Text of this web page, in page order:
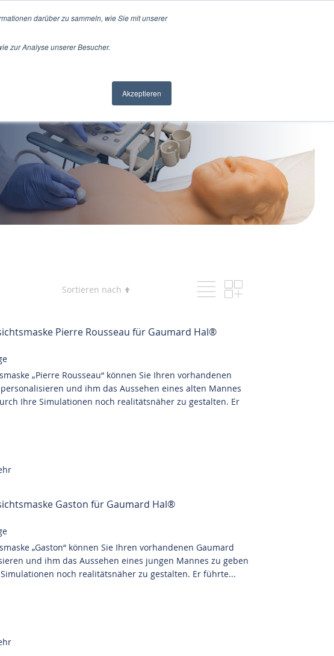
darüber zu sammeln, wie Sie mit unserer
zur Analyse unserer Besucher.
Akzeptieren
Service&Support Jobs
Sortieren nach
Ansicht
als
Liste Raster
Pierre Rousseau für Gaumard Hal®
„Pierre Rousseau“ können Sie Ihren vorhandenen
und ihm das Aussehen eines alten Mannes
Ihre Simulationen noch realitätsnäher zu gestalten. Er
Gaston für Gaumard Hal®
„Gaston“ können Sie Ihren vorhandenen Gaumard
und ihm das Aussehen eines jungen Mannes zu geben
noch realitätsnäher zu gestalten. Er führte...